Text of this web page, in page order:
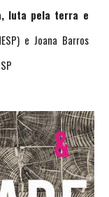
luta pela terra e
e Joana Barros